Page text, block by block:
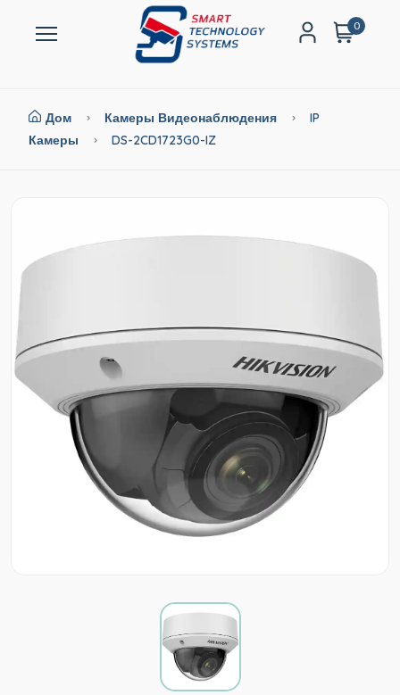
0
Дом Камеры Видеонаблюдения
IP
Камеры
DS-2CD1723G0-IZ